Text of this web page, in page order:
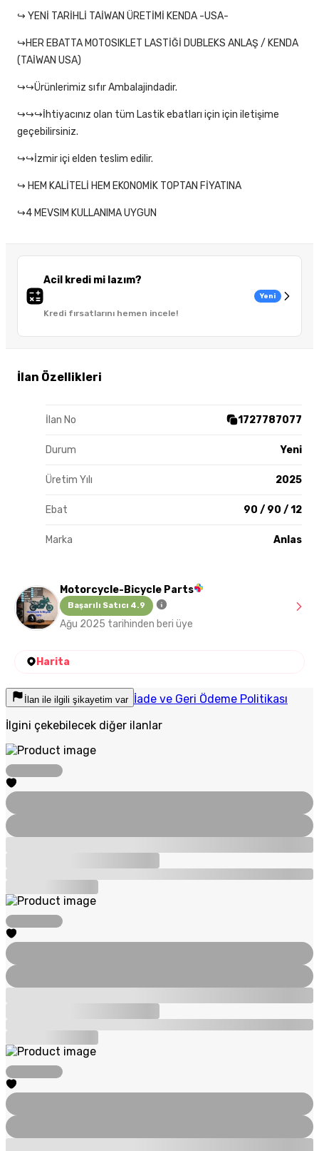
Acil kredi mi lazım?
Kredi fırsatlarını hemen incele!
Yeni
İlan Özellikleri
İlan No 1727787077
Durum Yeni
Üretim Yılı 2025
Ebat 90 / 90 / 12
Marka Anlas
↪ YENİ TARİHLİ TAİWAN ÜRETİMİ KENDA -USA-
↪HER EBATTA MOTOSIKLET LASTİĞİ DUBLEKS ANLAŞ / KENDA
(TAİWAN USA)
↪↪Ürünlerimiz sıfır Ambalajindadir.
↪↪↪İhtiyacınız olan tüm Lastik ebatları için için iletişime
geçebilirsiniz.
↪↪İzmir içi elden teslim edilir.
↪ HEM KALİTELİ HEM EKONOMİK TOPTAN FİYATINA
↪4 MEVSIM KULLANIMA UYGUN
Motorcycle-Bicycle Parts
Başarılı Satıcı 4.9
Ağu 2025 tarihinden beri üye
Harita
İlan ile ilgili şikayetim var İade ve Geri Ödeme Politikası
İlgini çekebilecek diğer ilanlar